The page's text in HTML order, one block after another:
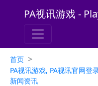
PA视讯游戏 -
首页 >
PA视讯游戏, PA视讯官网登
新闻资讯